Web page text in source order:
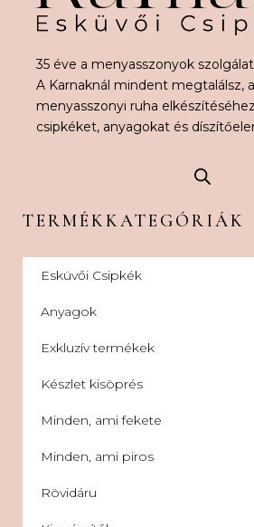
35 éve a menyasszonyok
A Karnaknál mindent megtalálsz,
menyasszonyi ruha
csipkéket, anyagokat és
TERMÉKKATEGÓRIÁK
Esküvői Csipkék
Anyagok
Exkluzív termékek
Készlet kisöprés
Minden, ami fekete
Minden, ami piros
Rövidáru